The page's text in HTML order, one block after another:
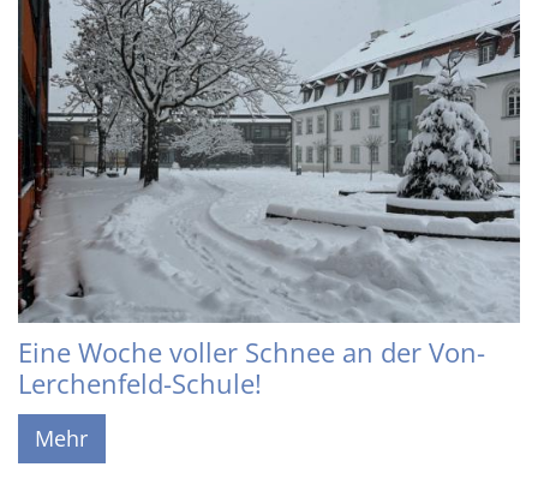
Eine Woche voller Schnee an der Von-
Lerchenfeld-Schule!
Mehr